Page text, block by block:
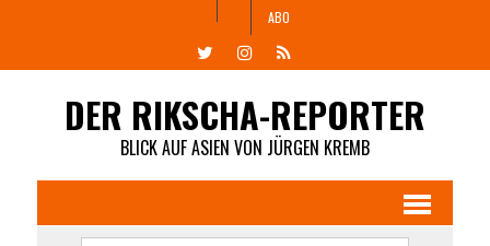
ABO
DER RIKSCHA-REPORTER
BLICK AUF ASIEN VON JÜRGEN KREMB